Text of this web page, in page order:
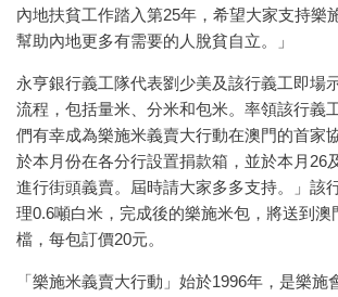
內地扶貧工作踏入第25年，希望大家支持樂
幫助內地更多有需要的人脫貧自立。」
永亨銀行義工隊代表劉少美及該行義工即場
流程，包括量米、分米和包米。率領該行義
們有幸成為樂施米義賣大行動在澳門的首家
於本月份在各分行設置捐款箱，並於本月26
進行街頭義賣。屆時請大家多多支持。」該
理0.6噸白米，完成後的樂施米包，將送到澳
檔，每包訂價20元。
「樂施米義賣大行動」始於1996年，是樂施